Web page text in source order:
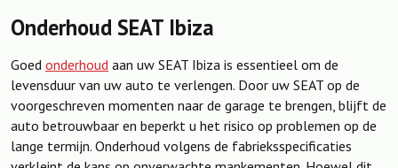
Onderhoud SEAT Ibiza
Goed onderhoud aan uw SEAT Ibiza is essentieel om de
levensduur van uw auto te verlengen. Door uw SEAT op de
voorgeschreven momenten naar de garage te brengen, blijft de
auto betrouwbaar en beperkt u het risico op problemen op de
lange termijn. Onderhoud volgens de fabrieksspecificaties